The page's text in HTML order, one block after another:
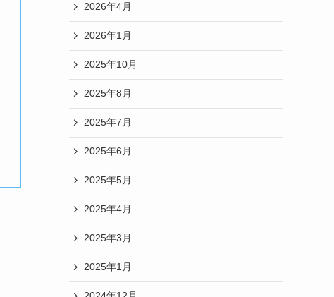
2026年4月
2026年1月
2025年10月
2025年8月
2025年7月
2025年6月
2025年5月
2025年4月
2025年3月
2025年1月